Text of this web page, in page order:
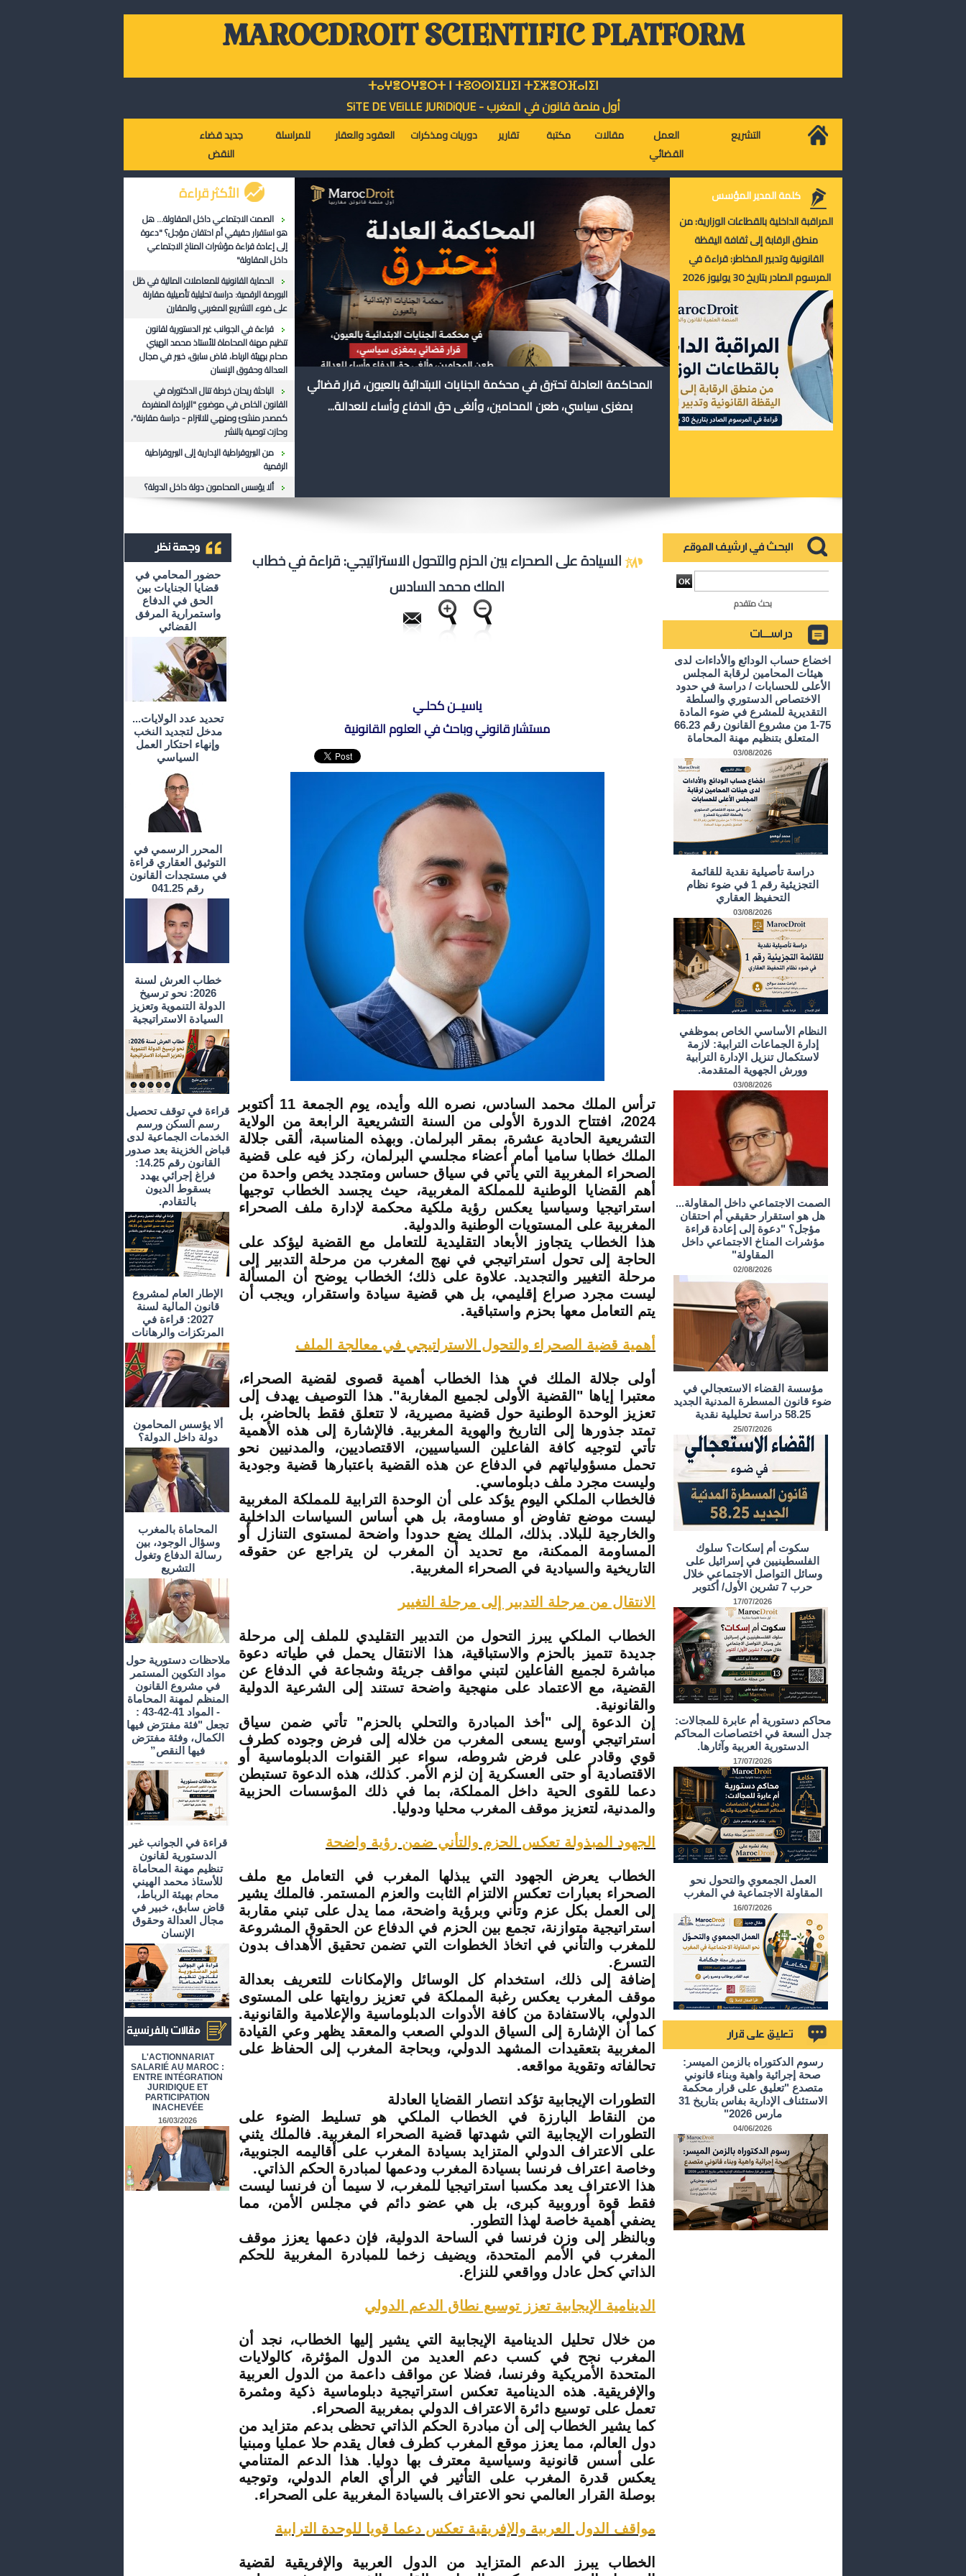
MAROCDROIT SCIENTIFIC PLATFORM
ⵜⴰⵖⴻⵔⵖⴻⵔⵜ ⵏ ⵜⵓⵙⵙⵏⵉⵡⵉⵏ ⵜⵉⵣⴻⵔⴼⴰⵏⵉⵏ
أول منصة قانون في المغرب - SiTE DE VEiLLE JURiDiQUE
جديد قضاء
النقض
للمراسلة العقود والعقار دوريات ومذكرات تقارير مكتبة مقالات
العمل
القضائي
التشريع
الأكثر قراءة
الصمت الاجتماعي داخل المقاولة... هل
هو استقرار حقيقي أم احتقان مؤجل؟ "دعوة
إلى إعادة قراءة مؤشرات المناخ الاجتماعي
داخل المقاولة"
الحماية القانونية للمعاملات المالية في ظل
البورصة الرقمية: دراسة تحليلية تأصيلية مقارنة
على ضوء التشريع المغربي والمقارن
قراءة في الجوانب غير الدستورية لقانون
تنظيم مهنة المحاماة للأستاذ محمد الهيني
محام بهيئة الرباط، قاض سابق، خبير في مجال
العدالة وحقوق الإنسان
الباحثة ريحان خرطة تنال الدكتوراه في
القانون الخاص في موضوع "الإرادة المنفردة
كمصدر منشئ ومنهي للالتزام - دراسة مقارنة"،
وحازت توصية بالنشر
من البيروقراطية الإدارية إلى البيروقراطية
الرقمية
ألا يؤسس المحامون دولة داخل الدولة؟
المحاكمة العادلة تحترق في محكمة الجنايات الابتدائية بالعيون، قرار قضائي
بمغزى سياسي، طعن المحامين، وألغى حق الدفاع وأساء للعدالة...
كلمة المدير المؤسس
المراقبة الداخلية بالقطاعات الوزارية: من
منطق الرقابة إلى ثقافة اليقظة
القانونية وتدبير المخاطر: قراءة في
المرسوم الصادر بتاريخ 30 يوليوز 2026
حضور المحامي في
قضايا الجنايات بين
الحق في الدفاع
واستمرارية المرفق
القضائي
تحديد عدد الولايات...
مدخل لتجديد النخب
وإنهاء احتكار العمل
السياسي
المحرر الرسمي في
التوثيق العقاري قراءة
في مستجدات القانون
رقم 041.25
خطاب العرش لسنة
2026: نحو ترسيخ
الدولة التنموية وتعزيز
السيادة الاستراتيجية
قراءة في توقف تحصيل
رسم السكن ورسم
الخدمات الجماعية لدى
قباض الخزينة بعد صدور
القانون رقم 14.25:
فراغ إجرائي يهدد
بسقوط الديون
بالتقادم.
الإطار العام لمشروع
قانون المالية لسنة
2027: قراءة في
المرتكزات والرهانات
ألا يؤسس المحامون
دولة داخل الدولة؟
المحاماة بالمغرب
وسؤال الوجود، بين
رسالة الدفاع وتغول
التشريع
ملاحظات دستورية حول
مواد التكوين المستمر
في مشروع القانون
المنظم لمهنة المحاماة
- المواد 41-42-43 :
تجعل "فئة مفترَض فيها
الكمال، وفئة مفترَض
فيها النقص”
قراءة في الجوانب غير
الدستورية لقانون
تنظيم مهنة المحاماة
للأستاذ محمد الهيني
محام بهيئة الرباط،
قاض سابق، خبير في
مجال العدالة وحقوق
الإنسان
L'ACTIONNARIAT
SALARIÉ AU MAROC :
ENTRE INTÉGRATION
JURIDIQUE ET
PARTICIPATION
INACHEVÉE
16/03/2026
السيادة على الصحراء بين الحزم والتحول الاستراتيجي: قراءة في خطاب
الملك محمد السادس
ياسيــن كحلـي
مستشار قانوني وباحث في العلوم القانونية
ترأس الملك محمد السادس، نصره الله وأيده، يوم الجمعة 11 أكتوبر
2024، افتتاح الدورة الأولى من السنة التشريعية الرابعة من الولاية
التشريعية الحادية عشرة، بمقر البرلمان. وبهذه المناسبة، ألقى جلالة
الملك خطابا ساميا أمام أعضاء مجلسي البرلمان، ركز فيه على قضية
الصحراء المغربية التي يأتي في سياق حساس ومتجدد يخص واحدة من
أهم القضايا الوطنية للمملكة المغربية، حيث يجسد الخطاب توجيها
استراتيجيا وسياسيا يعكس رؤية ملكية محكمة لإدارة ملف الصحراء
المغربية على المستويات الوطنية والدولية.
هذا الخطاب يتجاوز الأبعاد التقليدية للتعامل مع القضية ليؤكد على
الحاجة إلى تحول استراتيجي في نهج المغرب من مرحلة التدبير إلى
مرحلة التغيير والتجديد. علاوة على ذلك؛ الخطاب يوضح أن المسألة
ليست مجرد صراع إقليمي، بل هي قضية سيادة واستقرار، ويجب أن
يتم التعامل معها بحزم واستباقية.
أهمية قضية الصحراء والتحول الاستراتيجي في معالجة الملف
أولى جلالة الملك في هذا الخطاب أهمية قصوى لقضية الصحراء،
معتبرا إياها "القضية الأولى لجميع المغاربة". هذا التوصيف يهدف إلى
تعزيز الوحدة الوطنية حول قضية مصيرية، لا تتعلق فقط بالحاضر، بل
تمتد جذورها إلى التاريخ والهوية المغربية. فالإشارة إلى هذه الأهمية
تأتي لتوجيه كافة الفاعلين السياسيين، الاقتصاديين، والمدنيين نحو
تحمل مسؤولياتهم في الدفاع عن هذه القضية باعتبارها قضية وجودية
وليست مجرد ملف دبلوماسي.
فالخطاب الملكي اليوم يؤكد على أن الوحدة الترابية للمملكة المغربية
ليست موضع تفاوض أو مساومة، بل هي أساس السياسات الداخلية
والخارجية للبلاد. بذلك، الملك يضع حدودا واضحة لمستوى التنازل أو
المساومة الممكنة، مع تحديد أن المغرب لن يتراجع عن حقوقه
التاريخية والسيادية في الصحراء المغربية.
الانتقال من مرحلة التدبير إلى مرحلة التغيير
الخطاب الملكي يبرز التحول من التدبير التقليدي للملف إلى مرحلة
جديدة تتميز بالحزم والاستباقية، هذا الانتقال يحمل في طياته دعوة
مباشرة لجميع الفاعلين لتبني مواقف جريئة وشجاعة في الدفاع عن
القضية، مع الاعتماد على منهجية واضحة تستند إلى الشرعية الدولية
والقانونية.
إن الدعوة إلى "أخذ المبادرة والتحلي بالحزم" تأتي ضمن سياق
استراتيجي أوسع يسعى المغرب من خلاله إلى فرض وجوده كطرف
قوي وقادر على فرض شروطه، سواء عبر القنوات الدبلوماسية أو
الاقتصادية أو حتى العسكرية إن لزم الأمر. كذلك، هذه الدعوة تستبطن
دعما للقوى الحية داخل المملكة، بما في ذلك المؤسسات الحزبية
والمدنية، لتعزيز موقف المغرب محليا ودوليا.
الجهود المبذولة تعكس الحزم والتأني ضمن رؤية واضحة
الخطاب يعرض الجهود التي يبذلها المغرب في التعامل مع ملف
الصحراء بعبارات تعكس الالتزام الثابت والعزم المستمر. فالملك يشير
إلى العمل بكل عزم وتأني وبرؤية واضحة، مما يدل على تبني مقاربة
استراتيجية متوازنة، تجمع بين الحزم في الدفاع عن الحقوق المشروعة
للمغرب والتأني في اتخاذ الخطوات التي تضمن تحقيق الأهداف بدون
التسرع.
إضافة إلى ذلك، استخدام كل الوسائل والإمكانات للتعريف بعدالة
موقف المغرب يعكس رغبة المملكة في تعزيز روايتها على المستوى
الدولي، بالاستفادة من كافة الأدوات الدبلوماسية والإعلامية والقانونية.
كما أن الإشارة إلى السياق الدولي الصعب والمعقد يظهر وعي القيادة
المغربية بتعقيدات المشهد الدولي، وبحاجة المغرب إلى الحفاظ على
تحالفاته وتقوية مواقعه.
التطورات الإيجابية تؤكد انتصار القضايا العادلة
من النقاط البارزة في الخطاب الملكي هو تسليط الضوء على
التطورات الإيجابية التي شهدتها قضية الصحراء المغربية. فالملك يثني
على الاعتراف الدولي المتزايد بسيادة المغرب على أقاليمه الجنوبية،
وخاصة اعتراف فرنسا بسيادة المغرب ودعمها لمبادرة الحكم الذاتي.
هذا الاعتراف يعد مكسبا استراتيجيا للمغرب، لا سيما أن فرنسا ليست
فقط قوة أوروبية كبرى، بل هي عضو دائم في مجلس الأمن، مما
يضفي أهمية خاصة لهذا التطور.
وبالنظر إلى وزن فرنسا في الساحة الدولية، فإن دعمها يعزز موقف
المغرب في الأمم المتحدة، ويضيف زخما للمبادرة المغربية للحكم
الذاتي كحل عادل وواقعي للنزاع.
الدينامية الإيجابية تعزز توسيع نطاق الدعم الدولي
من خلال تحليل الدينامية الإيجابية التي يشير إليها الخطاب، نجد أن
المغرب نجح في كسب دعم العديد من الدول المؤثرة، كالولايات
المتحدة الأمريكية وفرنسا، فضلا عن مواقف داعمة من الدول العربية
والإفريقية. هذه الدينامية تعكس استراتيجية دبلوماسية ذكية ومثمرة
تعمل على توسيع دائرة الاعتراف الدولي بمغربية الصحراء.
كما يشير الخطاب إلى أن مبادرة الحكم الذاتي تحظى بدعم متزايد من
دول العالم، مما يعزز موقع المغرب كطرف فعال يقدم حلا عمليا ومبنيا
على أسس قانونية وسياسية معترف بها دوليا. هذا الدعم المتنامي
يعكس قدرة المغرب على التأثير في الرأي العام الدولي، وتوجيه
بوصلة القرار العالمي نحو الاعتراف بالسيادة المغربية على الصحراء.
مواقف الدول العربية والإفريقية تعكس دعما قويا للوحدة الترابية
الخطاب يبرز الدعم المتزايد من الدول العربية والإفريقية لقضية
بحث متقدم
اخضاع حساب الودائع والأداءات لدى
هيئات المحامين لرقابة المجلس
الأعلى للحسابات / دراسة في حدود
الاختصاص الدستوري والسلطة
التقديرية للمشرع في ضوء المادة
75-1 من مشروع القانون رقم 66.23
المتعلق بتنظيم مهنة المحاماة
03/08/2026
دراسة تأصيلية نقدية للقائمة
التجزيئية رقم 1 في ضوء نظام
التحفيظ العقاري
03/08/2026
النظام الأساسي الخاص بموظفي
إدارة الجماعات الترابية: لازمة
لاستكمال تنزيل الإدارة الترابية
وورش الجهوية المتقدمة.
03/08/2026
الصمت الاجتماعي داخل المقاولة...
هل هو استقرار حقيقي أم احتقان
مؤجل؟ "دعوة إلى إعادة قراءة
مؤشرات المناخ الاجتماعي داخل
المقاولة"
02/08/2026
مؤسسة القضاء الاستعجالي في
ضوء قانون المسطرة المدنية الجديد
58.25 دراسة تحليلية نقدية
25/07/2026
سكوت أم إسكات؟ سلوك
الفلسطينيين في إسرائيل على
وسائل التواصل الاجتماعي خلال
حرب 7 تشرين الأول/ أكتوبر
17/07/2026
محاكم دستورية أم عابرة للمجالات:
جدل السعة في اختصاصات المحاكم
الدستورية العربية وآثارها.
17/07/2026
العمل الجمعوي والتحول نحو
المقاولة الاجتماعية في المغرب
16/07/2026
رسوم الدكتوراه بالزمن الميسر:
صحة إجرائية واهية وبناء قانوني
متصدع "تعليق على قرار محكمة
الاستئناف الإدارية بفاس بتاريخ 31
مارس 2026"
04/06/2026